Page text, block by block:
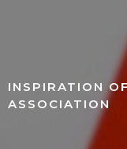
INSPIRATION
ASSOCIATION